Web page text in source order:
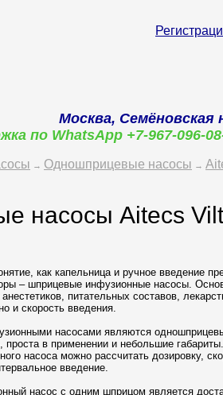
Москва, Семёновская
по WhatsApp +7-967-096-
→ Одношприцевые насосы →
насосы Aitecs
как капельница и ручное введение
– шприцевые инфузионные насосы.
питательных составов,
и скорость введения.
насосами являются
проста в применении и небольшие
насоса можно рассчитать дозировку,
введение.
насос с одним шприцом является